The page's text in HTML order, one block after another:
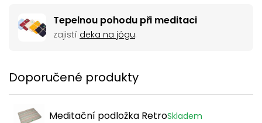
Tepelnou pohodu při meditaci
zajistí deka na jógu.
Doporučené produkty
Meditační podložka RetroSkladem